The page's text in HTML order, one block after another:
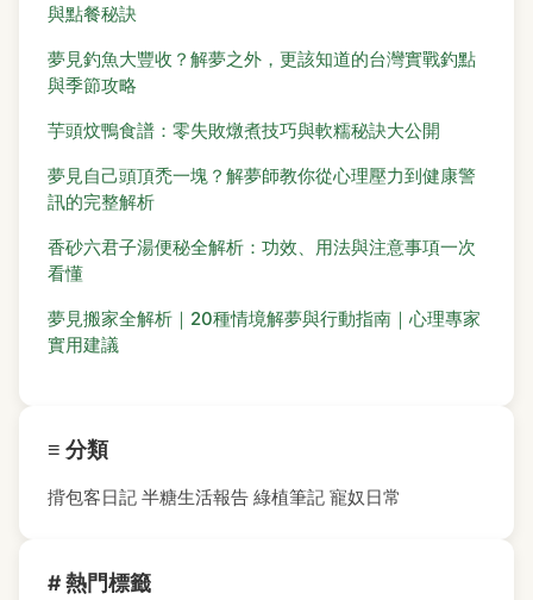
與點餐秘訣
夢見釣魚大豐收？解夢之外，更該知道的台灣實戰釣點
與季節攻略
芋頭炆鴨食譜：零失敗燉煮技巧與軟糯秘訣大公開
夢見自己頭頂禿一塊？解夢師教你從心理壓力到健康警
訊的完整解析
香砂六君子湯便秘全解析：功效、用法與注意事項一次
看懂
夢見搬家全解析｜20種情境解夢與行動指南｜心理專家
實用建議
≡ 分類
揹包客日記 半糖生活報告 綠植筆記 寵奴日常
# 熱門標籤